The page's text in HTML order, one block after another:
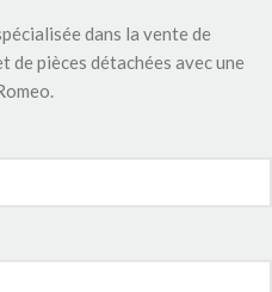
dans la vente de
pièces détachées avec une